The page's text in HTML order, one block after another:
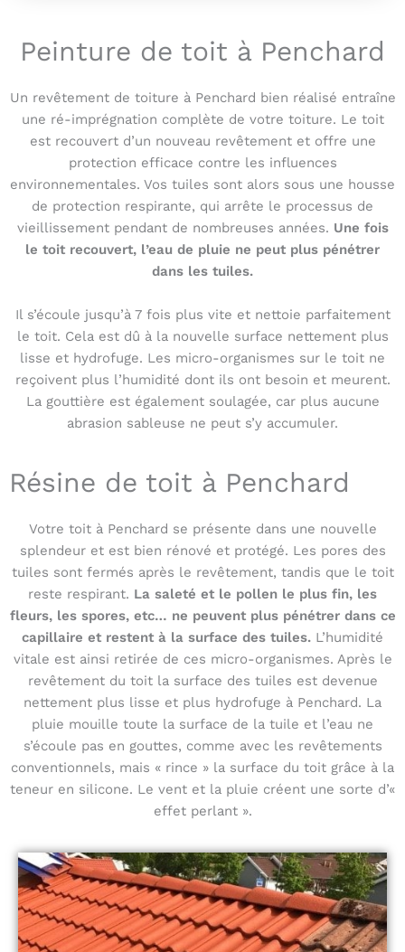
Peinture de toit à Penchard
Un revêtement de toiture à Penchard bien réalisé entraîne
une ré-imprégnation complète de votre toiture. Le toit
est recouvert d’un nouveau revêtement et offre une
protection efficace contre les influences
environnementales. Vos tuiles sont alors sous une housse
de protection respirante, qui arrête le processus de
vieillissement pendant de nombreuses années. Une fois
le toit recouvert, l’eau de pluie ne peut plus pénétrer
dans les tuiles.
Il s’écoule jusqu’à 7 fois plus vite et nettoie parfaitement
le toit. Cela est dû à la nouvelle surface nettement plus
lisse et hydrofuge. Les micro-organismes sur le toit ne
reçoivent plus l’humidité dont ils ont besoin et meurent.
La gouttière est également soulagée, car plus aucune
abrasion sableuse ne peut s’y accumuler.
Résine de toit à Penchard
Votre toit à Penchard se présente dans une nouvelle
splendeur et est bien rénové et protégé. Les pores des
tuiles sont fermés après le revêtement, tandis que le toit
reste respirant. La saleté et le pollen le plus fin, les
fleurs, les spores, etc… ne peuvent plus pénétrer dans ce
capillaire et restent à la surface des tuiles. L’humidité
vitale est ainsi retirée de ces micro-organismes. Après le
revêtement du toit la surface des tuiles est devenue
nettement plus lisse et plus hydrofuge à Penchard. La
pluie mouille toute la surface de la tuile et l’eau ne
s’écoule pas en gouttes, comme avec les revêtements
conventionnels, mais « rince » la surface du toit grâce à la
teneur en silicone. Le vent et la pluie créent une sorte d’«
effet perlant ».